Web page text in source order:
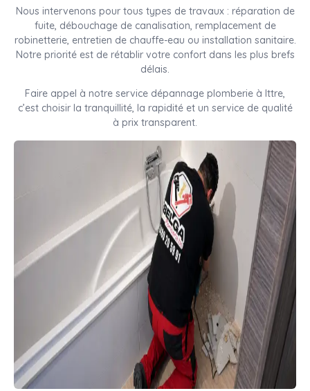
Nous intervenons pour tous types de travaux : réparation de
fuite, débouchage de canalisation, remplacement de
robinetterie, entretien de chauffe-eau ou installation sanitaire.
Notre priorité est de rétablir votre confort dans les plus brefs
délais.
Faire appel à notre service dépannage plomberie à Ittre,
c’est choisir la tranquillité, la rapidité et un service de qualité
à prix transparent.